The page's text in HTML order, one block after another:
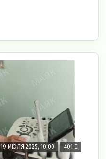
19 ИЮЛЯ 2025, 10:00 401